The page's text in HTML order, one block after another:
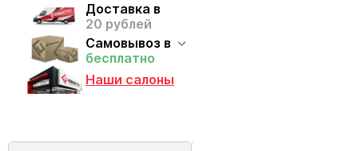
Доставка в
20 рублей
Самовывоз в
бесплатно
Наши салоны